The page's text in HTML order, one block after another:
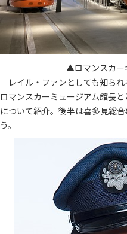
▲ロマンスカー
レイル・ファンとしても知られ
ロマンスカーミュージアム館長
について紹介。後半は喜多見総
う。